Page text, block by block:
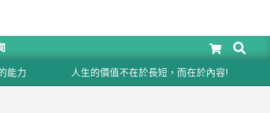
SEARCH
人生的價值不在於長短，而在於內容!